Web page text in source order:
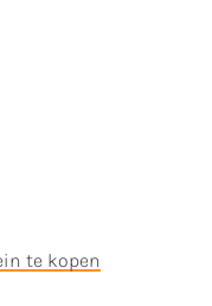
te kopen